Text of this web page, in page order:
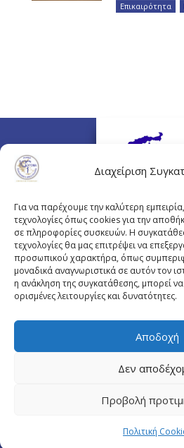
Διαχείριση
Για να παρέχουμε την καλύτερη
τεχνολογίες όπως cookies για την
σε πληροφορίες συσκευών. Η
τεχνολογίες θα μας επιτρέψει να
προσωπικού χαρακτήρα, όπως
μοναδικά αναγνωριστικά σε αυτόν τον
η ανάκληση της συγκατάθεσης, μπορεί
ορισμένες λειτουργίες και δυνατότητες.
Αποδοχή
Δεν
Προβολή
Πολιτική
Επικαιρότητα
Πλουτάρχου 3,
Email επικοινωνίας:
© Copyright pis.gr 2019 -